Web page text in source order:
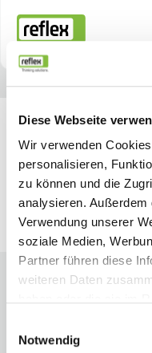
Diese Webseite
Wir verwenden
personalisieren,
zu können und die
analysieren.
Verwendung unserer
soziale Medien,
Partner führen diese
weiteren Daten
Notwendig
Startseite